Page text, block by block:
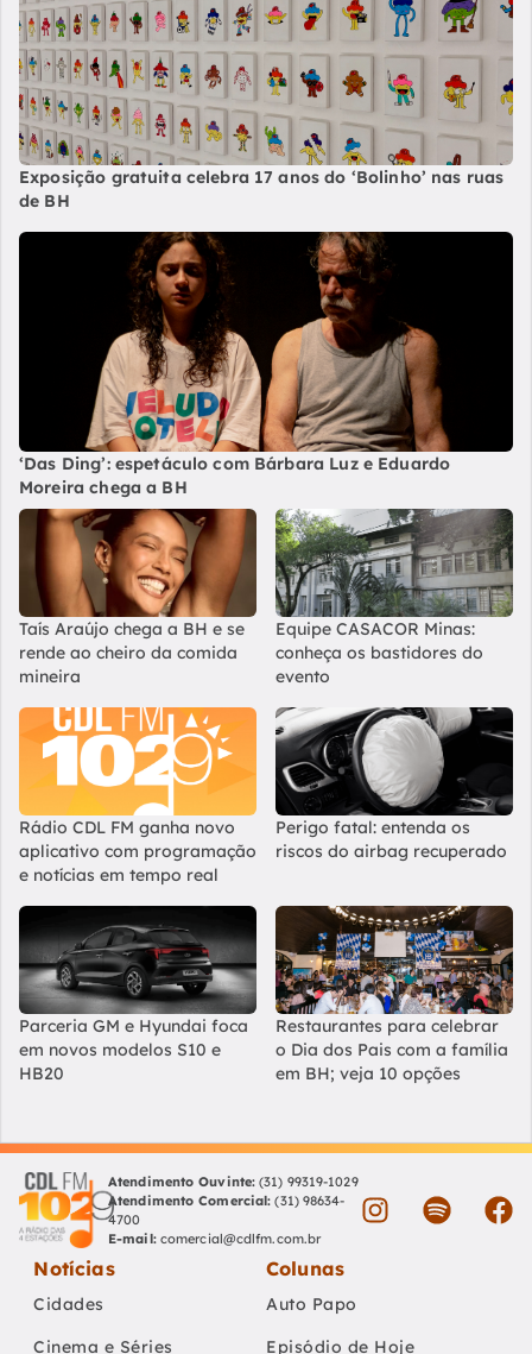
Exposição gratuita celebra 17 anos do ‘Bolinho’ nas ruas
de BH
‘Das Ding’: espetáculo com Bárbara Luz e Eduardo
Moreira chega a BH
Taís Araújo chega a BH e se
rende ao cheiro da comida
mineira
Equipe CASACOR Minas:
conheça os bastidores do
evento
Rádio CDL FM ganha novo
aplicativo com programação
e notícias em tempo real
Perigo fatal: entenda os
riscos do airbag recuperado
Parceria GM e Hyundai foca
em novos modelos S10 e
HB20
Restaurantes para celebrar
o Dia dos Pais com a família
em BH; veja 10 opções
Atendimento Ouvinte: (31) 99319-1029
Atendimento Comercial: (31) 98634-
4700
E-mail: comercial@cdlfm.com.br
Notícias
Cidades
Cinema e Séries
Colunas
Auto Papo
Episódio de Hoje